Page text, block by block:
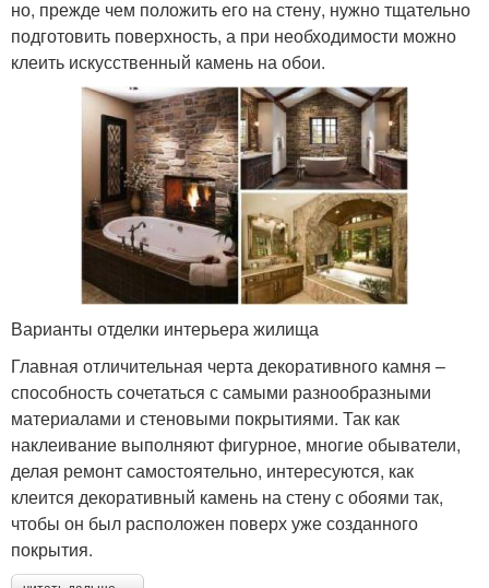
но, прежде чем положить его на стену, нужно тщательно
подготовить поверхность, а при необходимости можно
клеить искусственный камень на обои.
Варианты отделки интерьера жилища
Главная отличительная черта декоративного камня –
способность сочетаться с самыми разнообразными
материалами и стеновыми покрытиями. Так как
наклеивание выполняют фигурное, многие обыватели,
делая ремонт самостоятельно, интересуются, как
клеится декоративный камень на стену с обоями так,
чтобы он был расположен поверх уже созданного
покрытия.